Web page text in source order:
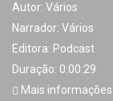
Autor: Vários
Narrador: Vários
Editora: Podcast
Duração: 0:00:29
Mais informações